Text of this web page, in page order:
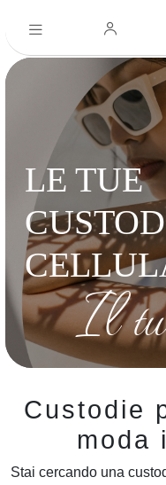
LE TUE
Il
Custodie
moda
Stai cercando una